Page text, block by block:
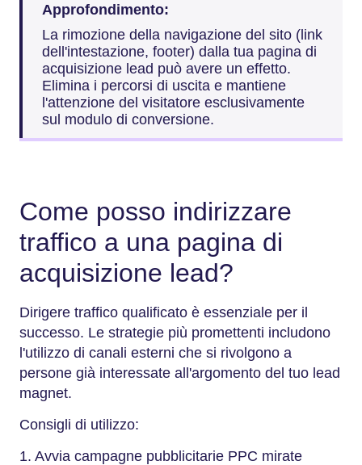
Approfondimento:
La rimozione della navigazione del sito (link
dell'intestazione, footer) dalla tua pagina di
acquisizione lead può avere un effetto.
Elimina i percorsi di uscita e mantiene
l'attenzione del visitatore esclusivamente
sul modulo di conversione.
Come posso indirizzare
traffico a una pagina di
acquisizione lead?
Dirigere traffico qualificato è essenziale per il
successo. Le strategie più promettenti includono
l'utilizzo di canali esterni che si rivolgono a
persone già interessate all'argomento del tuo lead
magnet.
Consigli di utilizzo:
1. Avvia campagne pubblicitarie PPC mirate